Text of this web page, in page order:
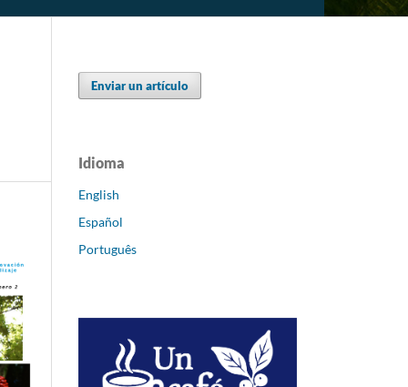
Enviar un artículo
Idioma
English
Español
Português